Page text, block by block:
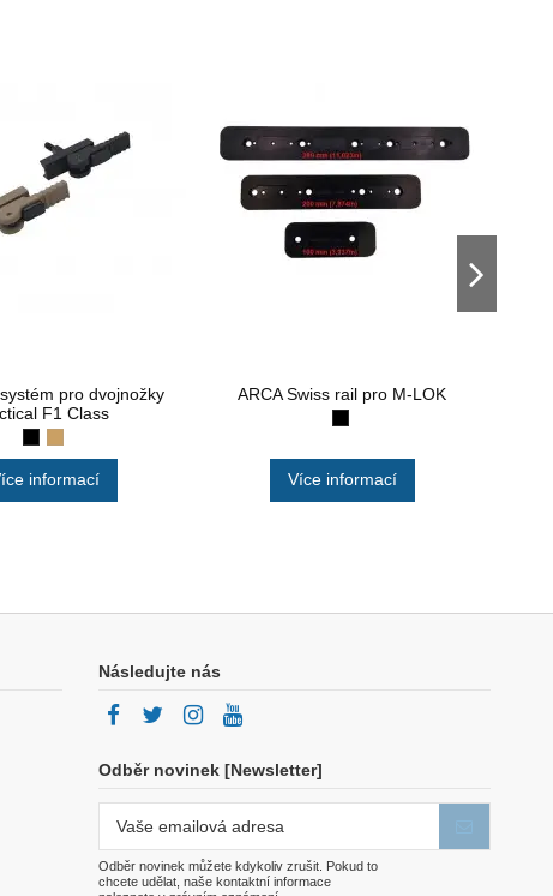
pro dvojnožky
F1 Class
informací
ARCA Swiss rail pro M-LOK
Více informací
Následujte nás
Odběr novinek [Newsletter]
Odběr novinek můžete kdykoliv zrušit. Pokud to
chcete udělat, naše kontaktní informace